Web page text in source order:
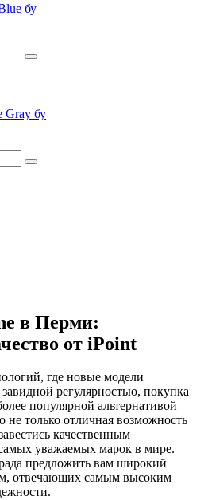
бу
Gray бу
в Перми:
от iPoint
где новые модели
регулярностью, покупка
популярной альтернативой
только отличная возможность
качественным
уважаемых марок в мире.
предложить вам широкий
отвечающих самым высоким